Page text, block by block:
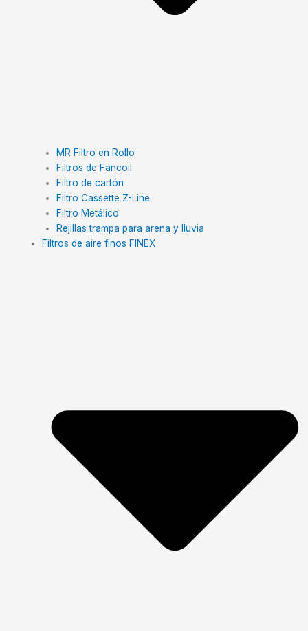
MR Filtro en Rollo
Filtros de Fancoil
Filtro de cartón
Filtro Cassette Z-Line
Filtro Metálico
Rejillas trampa para arena y lluvia
Filtros de aire finos FINEX